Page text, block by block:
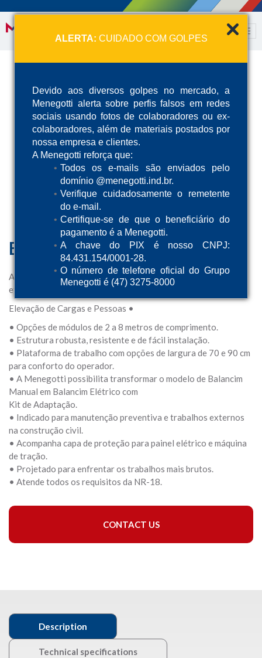
ALERTA: CUIDADO COM GOLPES
Devido aos diversos golpes no mercado, a
Menegotti alerta sobre perfis falsos em redes
sociais usando fotos de colaboradores ou ex-
colaboradores, além de materiais postados por
nossa empresa e clientes.
A Menegotti reforça que:
Todos os e-mails são enviados pelo
domínio @menegotti.ind.br.
Verifique cuidadosamente o remetente
do e-mail.
Certifique-se de que o beneficiário do
pagamento é a Menegotti.
A chave do PIX é nosso CNPJ:
84.431.154/0001-28.
O número de telefone oficial do Grupo
Menegotti é (47) 3275-8000
Balancim Manual
A melhor opção para quem busca
eficiência e custo-benefício.
Elevação de Cargas e Pessoas •
• Opções de módulos de 2 a 8 metros de comprimento.
• Estrutura robusta, resistente e de fácil instalação.
• Plataforma de trabalho com opções de largura de 70 e 90 cm
para conforto do operador.
• A Menegotti possibilita transformar o modelo de Balancim
Manual em Balancim Elétrico com
Kit de Adaptação.
• Indicado para manutenção preventiva e trabalhos externos
na construção civil.
• Acompanha capa de proteção para painel elétrico e máquina
de tração.
• Projetado para enfrentar os trabalhos mais brutos.
• Atende todos os requisitos da NR-18.
CONTACT US
Description
Technical specifications